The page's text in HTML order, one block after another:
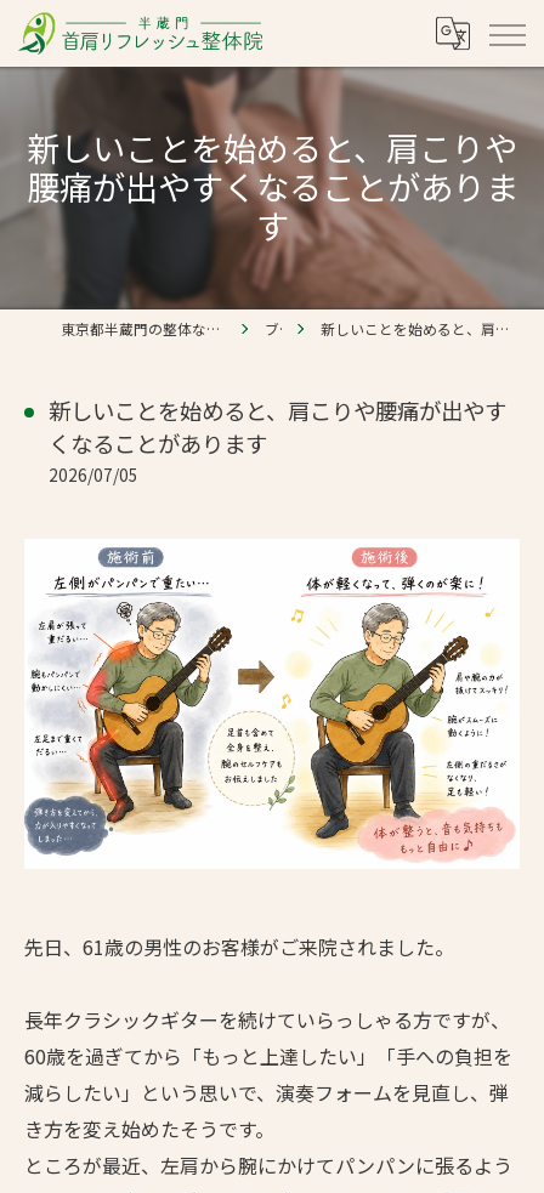
新しいことを始めると、肩こりや
腰痛が出やすくなることがありま
す
東京都半蔵門の整体なら半蔵門 首肩リフレッシュ整体院 ブログ 新しいことを始めると、肩こりや腰痛が出やすくなることがあります
新しいことを始めると、肩こりや腰痛が出やす
くなることがあります
2026/07/05
先日、61歳の男性のお客様がご来院されました。
長年クラシックギターを続けていらっしゃる方ですが、
60歳を過ぎてから「もっと上達したい」「手への負担を
減らしたい」という思いで、演奏フォームを見直し、弾
き方を変え始めたそうです。
ところが最近、左肩から腕にかけてパンパンに張るよう